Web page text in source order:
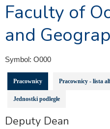
Faculty of
and
Symbol: O000
Pracownicy Pracownicy - lista
Jednostki podległe
Deputy Dean